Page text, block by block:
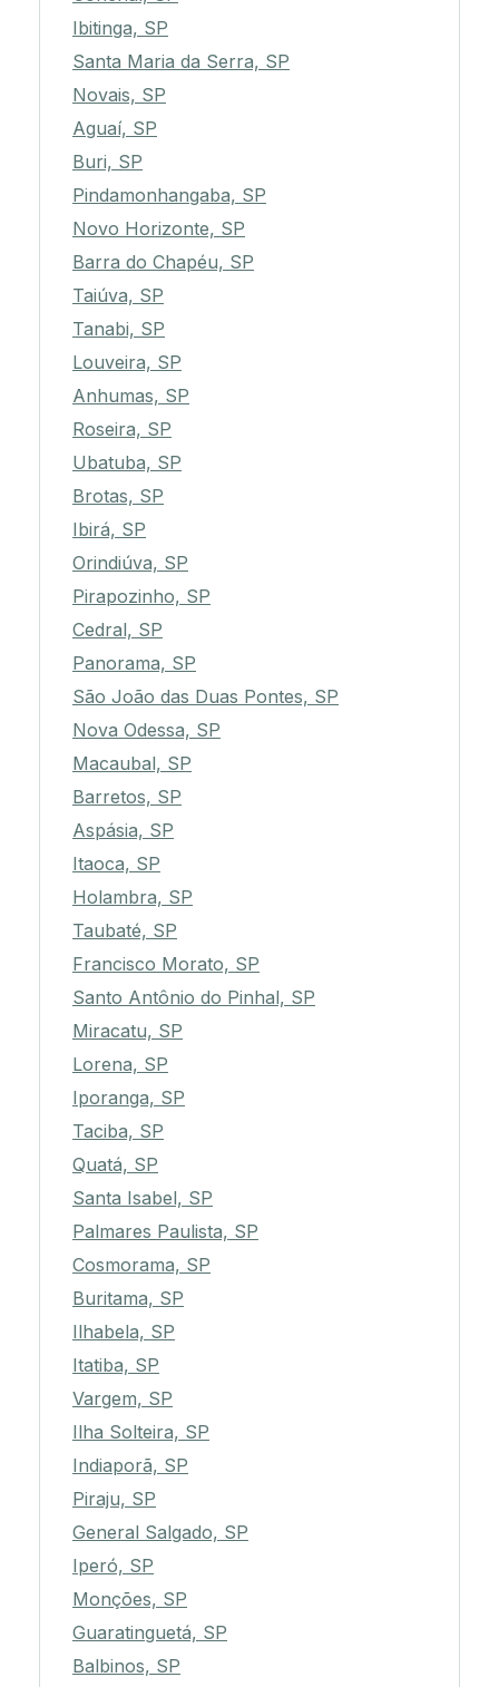
Ibitinga, SP
Santa Maria da Serra, SP
Novais, SP
Aguaí, SP
Buri, SP
Pindamonhangaba, SP
Novo Horizonte, SP
Barra do Chapéu, SP
Taiúva, SP
Tanabi, SP
Louveira, SP
Anhumas, SP
Roseira, SP
Ubatuba, SP
Brotas, SP
Ibirá, SP
Orindiúva, SP
Pirapozinho, SP
Cedral, SP
Panorama, SP
São João das Duas Pontes, SP
Nova Odessa, SP
Macaubal, SP
Barretos, SP
Aspásia, SP
Itaoca, SP
Holambra, SP
Taubaté, SP
Francisco Morato, SP
Santo Antônio do Pinhal, SP
Miracatu, SP
Lorena, SP
Iporanga, SP
Taciba, SP
Quatá, SP
Santa Isabel, SP
Palmares Paulista, SP
Cosmorama, SP
Buritama, SP
Ilhabela, SP
Itatiba, SP
Vargem, SP
Ilha Solteira, SP
Indiaporã, SP
Piraju, SP
General Salgado, SP
Iperó, SP
Monções, SP
Guaratinguetá, SP
Balbinos, SP